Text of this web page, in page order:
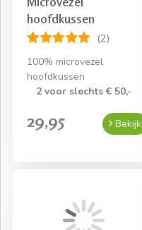
hoofdkussen
(2)
100% microvezel
hoofdkussen
2 voor slechts € 50,-
29,95 Bekijk